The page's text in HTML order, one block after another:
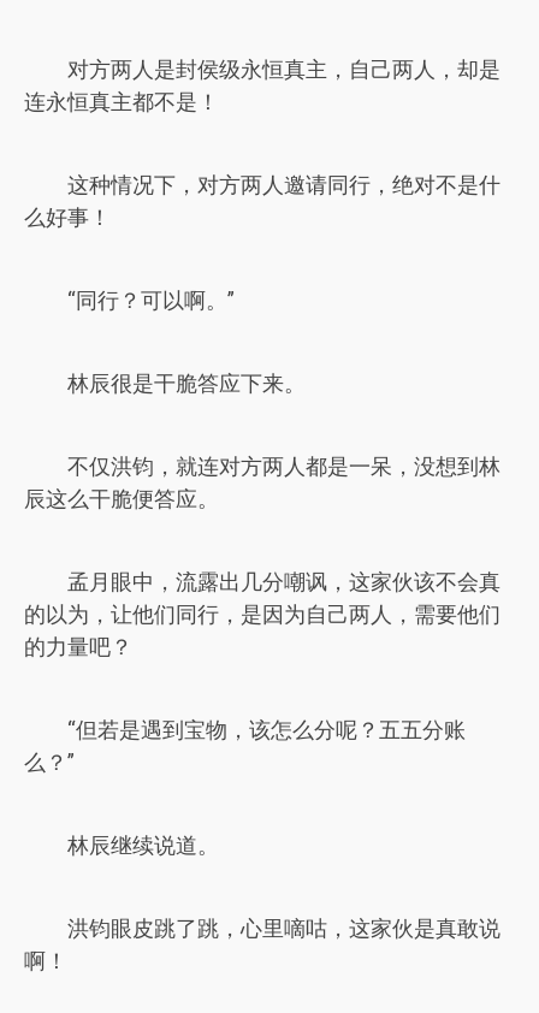
对方两人是封侯级永恒真主，自己两人，却是
连永恒真主都不是！
这种情况下，对方两人邀请同行，绝对不是什
么好事！
“同行？可以啊。”
林辰很是干脆答应下来。
不仅洪钧，就连对方两人都是一呆，没想到林
辰这么干脆便答应。
孟月眼中，流露出几分嘲讽，这家伙该不会真
的以为，让他们同行，是因为自己两人，需要他们
的力量吧？
“但若是遇到宝物，该怎么分呢？五五分账
么？”
林辰继续说道。
洪钧眼皮跳了跳，心里嘀咕，这家伙是真敢说
啊！